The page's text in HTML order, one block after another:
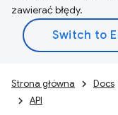
zawierać błędy.
Strona główna Docs
API